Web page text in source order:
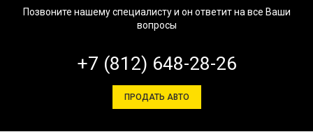
Позвоните нашему специалисту и он ответит на все Ваши
вопросы
+7 (812) 648-28-26
ПРОДАТЬ АВТО